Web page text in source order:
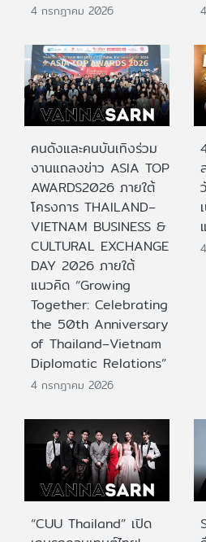
4 กรกฎาคม 2026
คนดังและคนบันเทิงร่วม
งานแถลงข่าว ASIA TOP
AWARDS2026 ภายใต้
โครงการ THAILAND–
VIETNAM BUSINESS &
CULTURAL EXCHANGE
DAY 2026 ภายใต้
แนวคิด “Growing
Together: Celebrating
the 50th Anniversary
of Thailand–Vietnam
Diplomatic Relations”
4 กรกฎาคม 2026
“CUU Thailand” เปิด